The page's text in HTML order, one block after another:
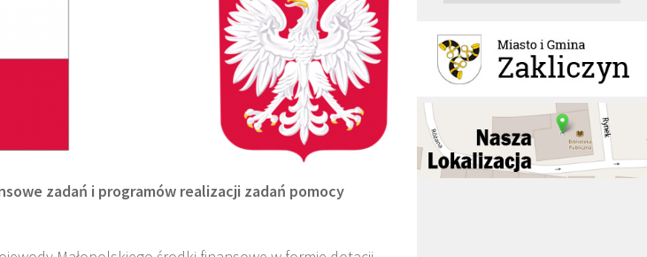
zadań i programów realizacji zadań pomocy